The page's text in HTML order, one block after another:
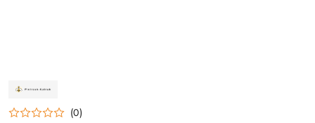
NAZWA
PRODUCENTA:
ZAKŁAD
ŚLUSARSKI (0)